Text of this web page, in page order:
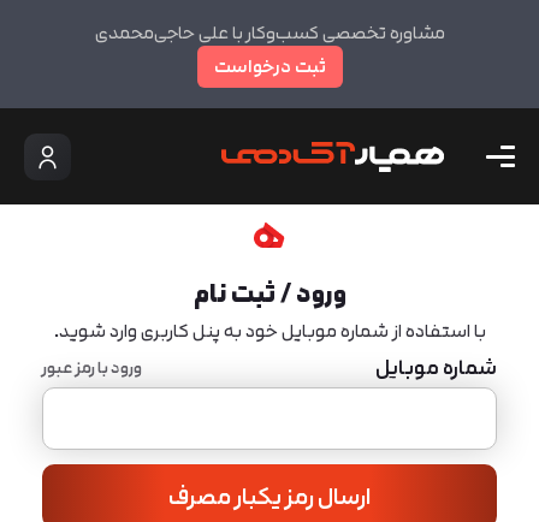
مشاوره تخصصی کسب‌وکار با علی حاجی‌محمدی
ثبت درخواست
ورود / ثبت نام
با استفاده از شماره موبایل خود به پنل کاربری وارد شوید.
شماره موبایل ورود با رمز عبور
ارسال رمز یکبار مصرف